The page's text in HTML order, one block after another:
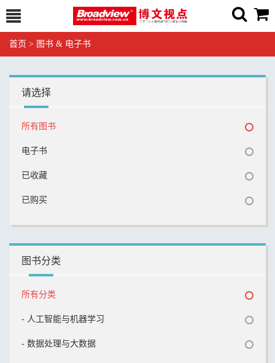
首页 > 图书 & 电子书
请选择
所有图书
电子书
已收藏
已购买
图书分类
所有分类
- 人工智能与机器学习
- 数据处理与大数据